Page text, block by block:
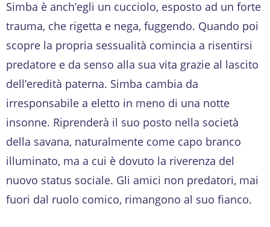
Simba è anch’egli un cucciolo, esposto ad un forte
trauma, che rigetta e nega, fuggendo. Quando poi
scopre la propria sessualità comincia a risentirsi
predatore e da senso alla sua vita grazie al lascito
dell’eredità paterna. Simba cambia da
irresponsabile a eletto in meno di una notte
insonne. Riprenderà il suo posto nella società
della savana, naturalmente come capo branco
illuminato, ma a cui è dovuto la riverenza del
nuovo status sociale. Gli amici non predatori, mai
fuori dal ruolo comico, rimangono al suo fianco.